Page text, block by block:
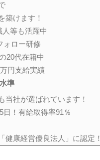
築けます！
等も活躍中
ォロー研修
20代在籍中
円支給実績
準
当社が選ばれています！
日！有給取得率91％
健康経営優良法人」に認定！